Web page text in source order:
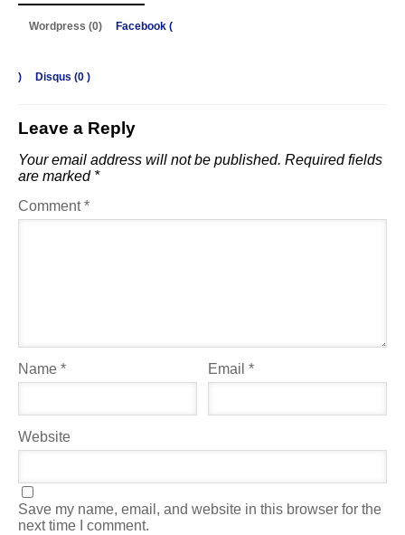
Wordpress (0) Facebook (
) Disqus (0 )
Leave a Reply
Your email address will not be published. Required fields
are marked *
Comment*
Name * Email*
Website
Save my name, email, and website in this browser for the
next time I comment.